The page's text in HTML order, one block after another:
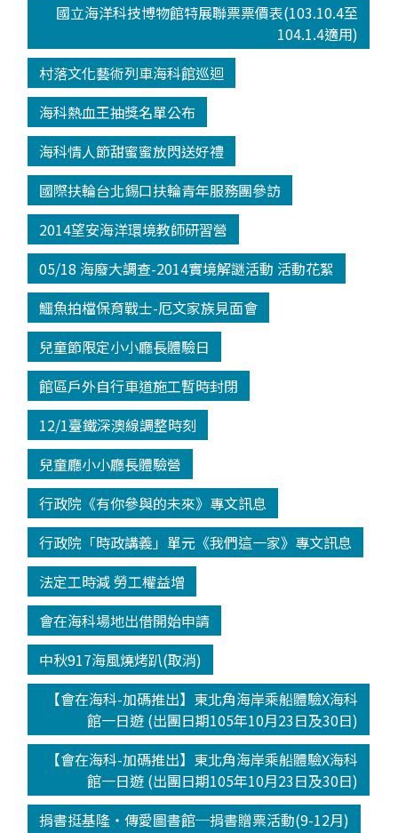
國立海洋科技博物館特展聯票票價表(103.10.4至
104.1.4適用)
村落文化藝術列車海科館巡迴
海科熱血王抽獎名單公布
海科情人節甜蜜蜜放閃送好禮
國際扶輪台北錫口扶輪青年服務團參訪
2014望安海洋環境教師研習營
05/18 海廢大調查-2014實境解謎活動 活動花絮
鱷魚拍檔保育戰士-厄文家族見面會
兒童節限定小小廳長體驗日
館區戶外自行車道施工暫時封閉
12/1臺鐵深澳線調整時刻
兒童廳小小廳長體驗營
行政院《有你參與的未來》專文訊息
行政院「時政講義」單元《我們這一家》專文訊息
法定工時減 勞工權益增
會在海科場地出借開始申請
中秋917海風燒烤趴(取消)
【會在海科-加碼推出】東北角海岸乘船體驗X海科
館一日遊 (出團日期105年10月23日及30日)
【會在海科-加碼推出】東北角海岸乘船體驗X海科
館一日遊 (出團日期105年10月23日及30日)
捐書挺基隆‧傳愛圖書館─捐書贈票活動(9-12月)